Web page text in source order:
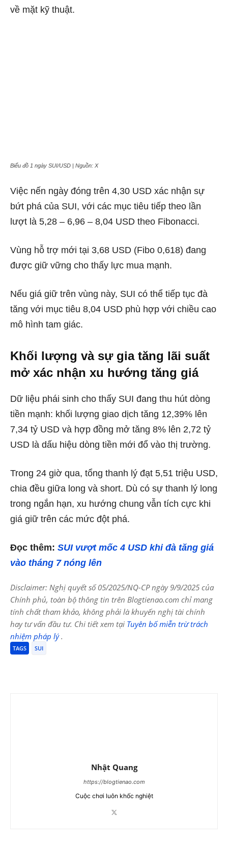
về mặt kỹ thuật.
Biểu đồ 1 ngày SUI/USD | Nguồn: X
Việc nến ngày đóng trên 4,30 USD xác nhận sự
bứt phá của SUI, với các mục tiêu tiếp theo lần
lượt là 5,28 – 6,96 – 8,04 USD theo Fibonacci.
Vùng hỗ trợ mới tại 3,68 USD (Fibo 0,618) đang
được giữ vững cho thấy lực mua mạnh.
Nếu giá giữ trên vùng này, SUI có thể tiếp tục đà
tăng với mục tiêu 8,04 USD phù hợp với chiều cao
mô hình tam giác.
Khối lượng và sự gia tăng lãi suất
mở xác nhận xu hướng tăng giá
Dữ liệu phái sinh cho thấy SUI đang thu hút dòng
tiền mạnh: khối lượng giao dịch tăng 12,39% lên
7,34 tỷ USD và hợp đồng mở tăng 8% lên 2,72 tỷ
USD là dấu hiệu dòng tiền mới đổ vào thị trường.
Trong 24 giờ qua, tổng thanh lý đạt 5,51 triệu USD,
chia đều giữa long và short. Dù có sự thanh lý long
trong ngắn hạn, xu hướng chung vẫn tích cực khi
giá giữ trên các mức đột phá.
Đọc thêm: SUI vượt mốc 4 USD khi đà tăng giá
vào tháng 7 nóng lên
Disclaimer: Nghị quyết số 05/2025/NQ-CP ngày 9/9/2025 của
Chính phủ, toàn bộ thông tin trên Blogtienao.com chỉ mang
tính chất tham khảo, không phải là khuyến nghị tài chính
hay tư vấn đầu tư. Chi tiết xem tại Tuyên bố miễn trừ trách
nhiệm pháp lý.
TAGS SUI
Nhật Quang
https://blogtienao.com
Cuộc chơi luôn khốc nghiệt